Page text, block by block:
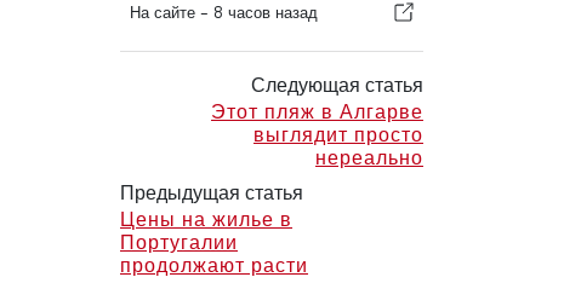
На сайте - 8 часов назад
Следующая статья
Этот пляж в Алгарве
выглядит просто
нереально
Предыдущая статья
Цены на жилье в
Португалии
продолжают расти